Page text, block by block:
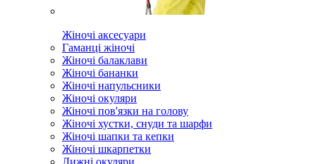
Жіночі аксесуари
Гаманці жіночі
Жіночі балаклави
Жіночі бананки
Жіночі напульсники
Жіночі окуляри
Жіночі пов'язки на голову
Жіночі хустки, снуди та шарфи
Жіночі шапки та кепки
Жіночі шкарпетки
Лижні окуляри